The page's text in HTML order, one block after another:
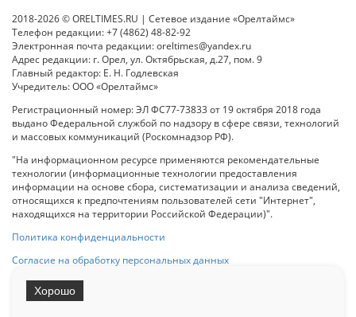
2018-2026 © ORELTIMES.RU | Сетевое издание «Орелтаймс»
Телефон редакции: +7 (4862) 48-82-92
Электронная почта редакции: oreltimes@yandex.ru
Адрес редакции: г. Орел, ул. Октябрьская, д.27, пом. 9
Главный редактор: Е. Н. Годлевская
Учредитель: ООО «Орелтаймс»
Регистрационный номер: ЭЛ ФС77-73833 от 19 октября 2018 года
выдано Федеральной службой по надзору в сфере связи, технологий
и массовых коммуникаций (Роскомнадзор РФ).
"На информационном ресурсе применяются рекомендательные
технологии (информационные технологии предоставления
информации на основе сбора, систематизации и анализа сведений,
относящихся к предпочтениям пользователей сети "Интернет",
находящихся на территории Российской Федерации)".
Политика конфиденциальности
Согласие на обработку персональных данных
Хорошо